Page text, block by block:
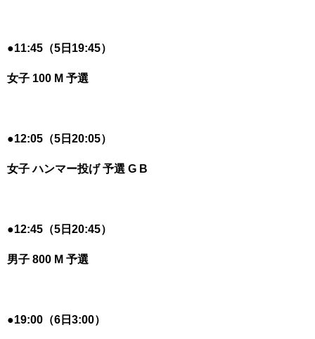
●11:45（5日19:45）
女子 100 M 予選
●12:05（5日20:05）
女子 ハンマー投げ 予選 G B
●12:45（5日20:45）
男子 800 M 予選
●19:00（6日3:00）